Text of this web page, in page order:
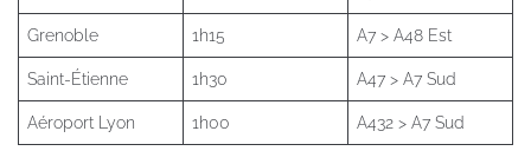
Grenoble 1h15 A7 > A48 Est
Saint-Étienne 1h30 A47 > A7 Sud
Aéroport Lyon 1h00 A432 > A7 Sud